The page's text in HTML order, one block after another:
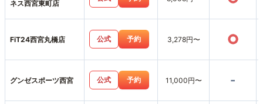
ネス西宮東町店
FiT24西宮丸橋店 公式 予約 3,278円〜 ○
グンゼスポーツ西宮 公式 予約 11,000円〜 -